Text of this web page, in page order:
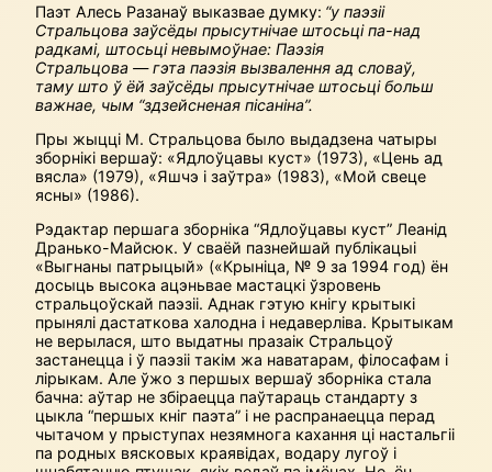
Паэт Алесь Разанаў выказвае думку: “у паэзіі
Стральцова заўсёды прысутнічае штосьці па-над
радкамі, штосьці невымоўнае: Паэзія
Стральцова — гэта паэзія вызвалення ад словаў,
таму што ў ёй заўсёды прысутнічае штосьці больш
важнае, чым “здзейсненая пісаніна”.
Пры жыцці М. Стральцова было выдадзена чатыры
зборнікі вершаў: «Ядлоўцавы куст» (1973), «Цень ад
вясла» (1979), «Яшчэ і заўтра» (1983), «Мой свеце
ясны» (1986).
Рэдактар першага зборніка “Ядлоўцавы куст” Леанід
Дранько-Майсюк. У сваёй пазнейшай публікацыі
«Выгнаны патрыцый» («Крыніца, № 9 за 1994 год) ён
досыць высока ацэньвае мастацкі ўзровень
стральцоўскай паэзіі. Аднак гэтую кнігу крытыкі
прынялі дастаткова халодна і недаверліва. Крытыкам
не верылася, што выдатны празаік Стральцоў
застанецца і ў паэзіі такім жа наватарам, філосафам і
лірыкам. Але ўжо з першых вершаў зборніка стала
бачна: аўтар не збіраецца паўтараць стандарту з
цыкла “першых кніг паэта” і не распранаецца перад
чытачом у прыступах незямнога кахання ці настальгіі
па родных вясковых краявідах, водару лугоў і